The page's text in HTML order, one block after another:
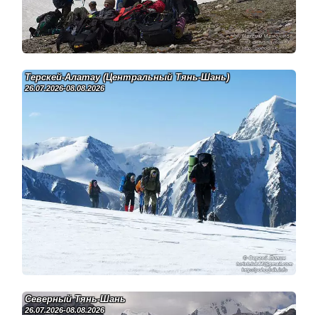
Терскей-Алатау (Центральный Тянь-Шань)
26.07.2026-08.08.2026
Северный Тянь-Шань
26.07.2026-08.08.2026